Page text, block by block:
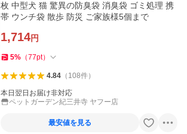
枚 中型犬 猫 驚異の防臭袋 消臭袋 ゴミ処理 携
帯 ウンチ袋 散歩 防災 ご家族様5個まで
1,714円
5% （77pt）
4.84（ 108件）
本日翌日お届け非対応
ペットガーデン紀三井寺 ヤフー店
最安値を見る